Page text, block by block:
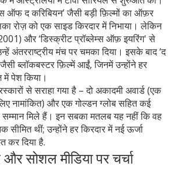
ऑफ द करिबियन’ जैसी बड़ी फ़िल्मों का ऑफ़र
रोज़ को एक साइड किरदार में निभाया। लेकिन
और ‘डिस्क्रीट प्रॉब्लेम्स ऑफ़ इयरिंग' से
अंतरराष्ट्रीय मंच पर चमका दिया। इसके बाद ‘द
जैसी ब्लॉकबस्टर फ़िल्में आईं, जिनमें उन्होंने हर
पेश किया।
से सराहा गया है – दो अकादमी अवार्ड (एक
नामांकित) और एक गोल्डन ग्लोब सहित कई
सम्मान मिले हैं। इन सबका मतलब यह नहीं कि वह
सीमित थीं; उन्होंने हर किरदार में नई ऊर्जा
कर दिया है.
और सोशल मीडिया पर चर्चा